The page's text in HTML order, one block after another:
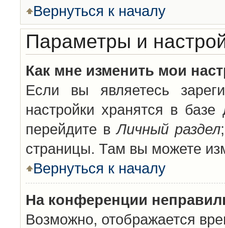
Вернуться к началу
Параметры и
Как мне изменить мои
Если вы являетесь
настройки хранятся в
перейдите вЛичный раздел
страницы. Там вы можете
Вернуться к началу
На конференции
Возможно, отображается